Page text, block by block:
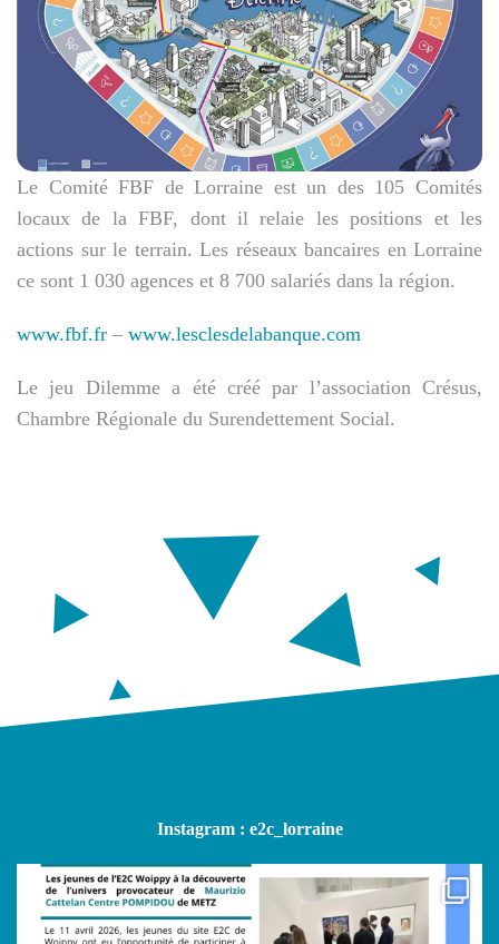
Le Comité FBF de Lorraine est un des 105 Comités
locaux de la FBF, dont il relaie les positions et les
actions sur le terrain. Les réseaux bancaires en Lorraine
ce sont 1 030 agences et 8 700 salariés dans la région.
www.fbf.fr – www.lesclesdelabanque.com
Le jeu Dilemme a été créé par l’association Crésus,
Chambre Régionale du Surendettement Social.
Instagram : e2c_lorraine